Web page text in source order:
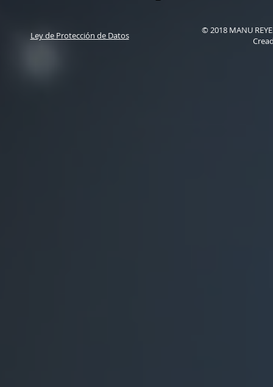
Ley de Protección de Datos
© 2018 MANU